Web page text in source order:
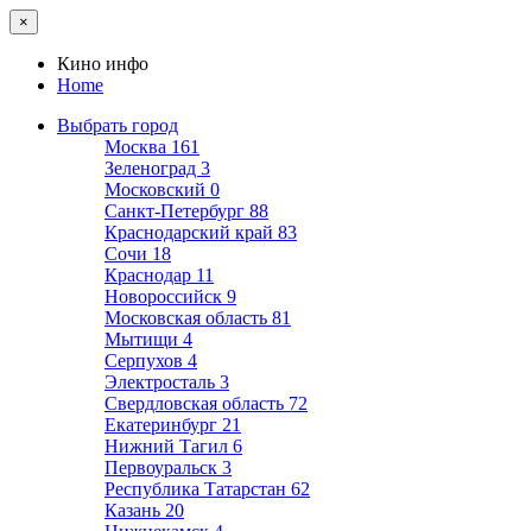
×
Кино инфо
Home
Выбрать город
Москва 161
Зеленоград 3
Московский 0
Санкт-Петербург 88
Краснодарский край 83
Сочи 18
Краснодар 11
Новороссийск 9
Московская область 81
Мытищи 4
Серпухов 4
Электросталь 3
Свердловская область 72
Екатеринбург 21
Нижний Тагил 6
Первоуральск 3
Республика Татарстан 62
Казань 20